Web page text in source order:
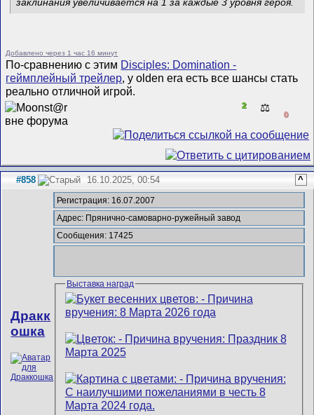
заклинания увеличивается на 1 за каждые 3 уровня героя.
Добавлено через 1 час 16 минут
По-сравнению с этим Disciples: Domination -
геймплейный трейлер, у olden era есть все шансы стать
реально отличной игрой.
2 ⚖️
0
#858 16.10.2025, 00:54 ^
Дракк
ошка
Регистрация: 16.07.2007
Адрес: Прянично-самоварно-ружейный завод
Сообщения: 17425
Выставка наград